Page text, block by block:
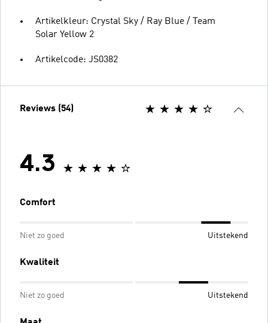
Artikelkleur: Crystal Sky / Ray Blue / Team
Solar Yellow 2
Artikelcode: JS0382
Reviews (54)
4.3
Comfort
Niet zo goed Uitstekend
Kwaliteit
Niet zo goed Uitstekend